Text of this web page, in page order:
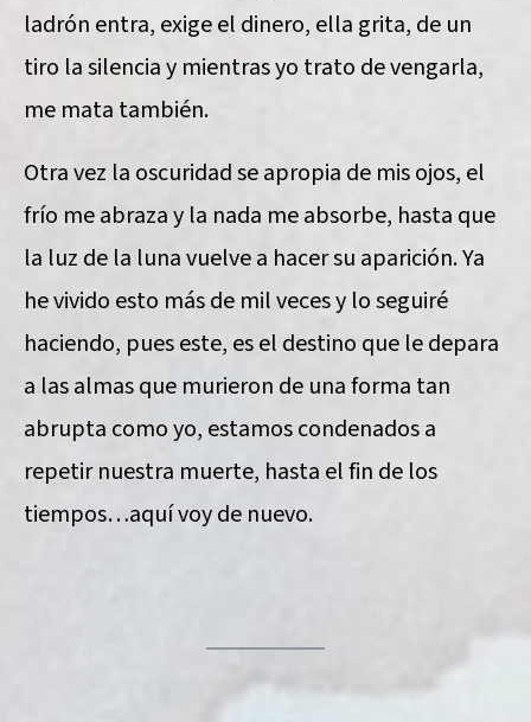
ladrón entra, exige el dinero, ella grita, de un
tiro la silencia y mientras yo trato de vengarla,
me mata también.
Otra vez la oscuridad se apropia de mis ojos, el
frío me abraza y la nada me absorbe, hasta que
la luz de la luna vuelve a hacer su aparición. Ya
he vivido esto más de mil veces y lo seguiré
haciendo, pues este, es el destino que le depara
a las almas que murieron de una forma tan
abrupta como yo, estamos condenados a
repetir nuestra muerte, hasta el fin de los
tiempos…aquí voy de nuevo.